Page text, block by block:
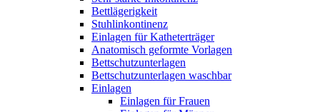
Bettlägerigkeit
Stuhlinkontinenz
Einlagen für Katheterträger
Anatomisch geformte Vorlagen
Bettschutzunterlagen
Bettschutzunterlagen waschbar
Einlagen
Einlagen für Frauen